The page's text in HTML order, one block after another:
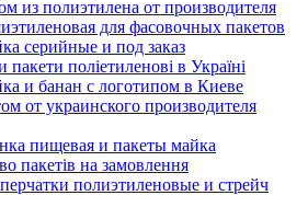
из полиэтилена от производителя
для фасовочных пакетов
серийные и под заказ
пакети поліетиленові в Україні
и банан с логотипом в Киеве
от украинского производителя
пищевая и пакеты майка
пакетів на замовлення
полиэтиленовые и стрейч